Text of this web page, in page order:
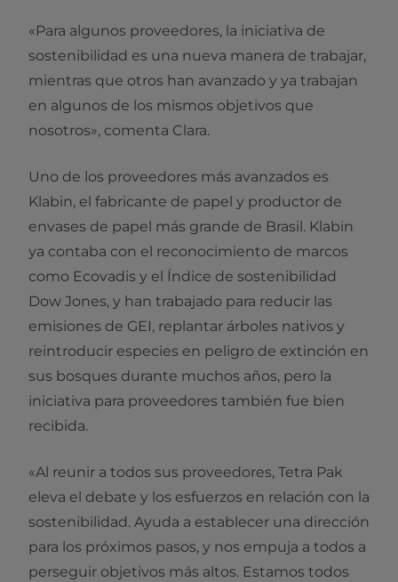
«Para algunos proveedores, la iniciativa de
sostenibilidad es una nueva manera de trabajar,
mientras que otros han avanzado y ya trabajan
en algunos de los mismos objetivos que
nosotros», comenta Clara.
Uno de los proveedores más avanzados es
Klabin, el fabricante de papel y productor de
envases de papel más grande de Brasil. Klabin
ya contaba con el reconocimiento de marcos
como Ecovadis y el Índice de sostenibilidad
Dow Jones, y han trabajado para reducir las
emisiones de GEI, replantar árboles nativos y
reintroducir especies en peligro de extinción en
sus bosques durante muchos años, pero la
iniciativa para proveedores también fue bien
recibida.
«Al reunir a todos sus proveedores, Tetra Pak
eleva el debate y los esfuerzos en relación con la
sostenibilidad. Ayuda a establecer una dirección
para los próximos pasos, y nos empuja a todos a
perseguir objetivos más altos. Estamos todos